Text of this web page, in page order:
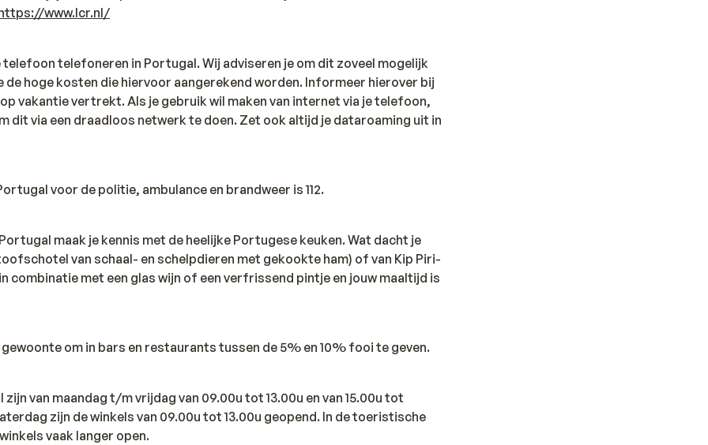
www.lcr.nl/
telefoon telefoneren in Portugal. Wij adviseren je om dit zoveel mogelijk
de hoge kosten die hiervoor aangerekend worden. Informeer hierover bij
vakantie vertrekt. Als je gebruik wil maken van internet via je telefoon,
dit via een draadloos netwerk te doen. Zet ook altijd je dataroaming uit in
voor de politie, ambulance en brandweer is 112.
maak je kennis met de heelijke Portugese keuken. Wat dacht je
van schaal- en schelpdieren met gekookte ham) of van Kip Piri-
combinatie met een glas wijn of een verfrissend pintje en jouw maaltijd is
om in bars en restaurants tussen de 5% en 10% fooi te geven.
zijn van maandag t/m vrijdag van 09.00u tot 13.00u en van 15.00u tot
zijn de winkels van 09.00u tot 13.00u geopend. In de toeristische
vaak langer open.